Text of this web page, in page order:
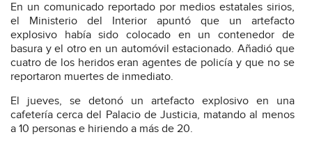
En un comunicado reportado por medios estatales sirios,
el Ministerio del Interior apuntó que un artefacto
explosivo había sido colocado en un contenedor de
basura y el otro en un automóvil estacionado. Añadió que
cuatro de los heridos eran agentes de policía y que no se
reportaron muertes de inmediato.
El jueves, se detonó un artefacto explosivo en una
cafetería cerca del Palacio de Justicia, matando al menos
a 10 personas e hiriendo a más de 20.